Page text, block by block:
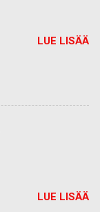
LUE LISÄÄ
LUE LISÄÄ